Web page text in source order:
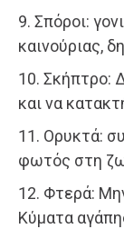
9. Σπόροι:
καινούριας,
10. Σκήπτρο:
και να
11. Ορυκτά:
φωτός στη
12. Φτερά:
Κύματα